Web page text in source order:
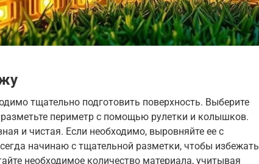
тщательно подготовить поверхность. Выберите
периметр с помощью рулетки и колышков.
и чистая. Если необходимо, выровняйте ее с
начинаю с тщательной разметки, чтобы избежать
необходимое количество материала, учитывая